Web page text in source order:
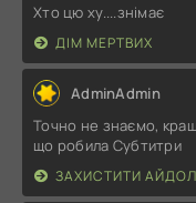
Хто цю ху....знімає
ДІМ МЕРТВИХ
AdminAdmin
Точно не знаємо,
що робила Субтитри
ЗАХИСТИТИ